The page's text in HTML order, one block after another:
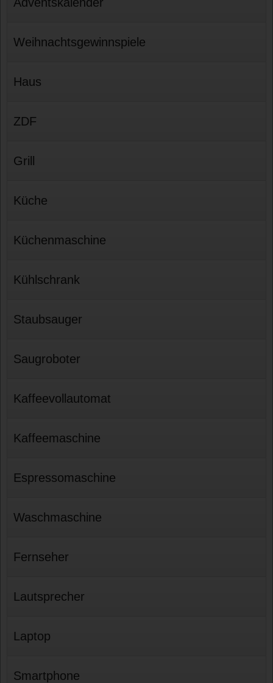
Weihnachtsgewinnspiele
Haus
ZDF
Grill
Küche
Küchenmaschine
Kühlschrank
Staubsauger
Saugroboter
Kaffeevollautomat
Kaffeemaschine
Espressomaschine
Waschmaschine
Fernseher
Lautsprecher
Laptop
Smartphone